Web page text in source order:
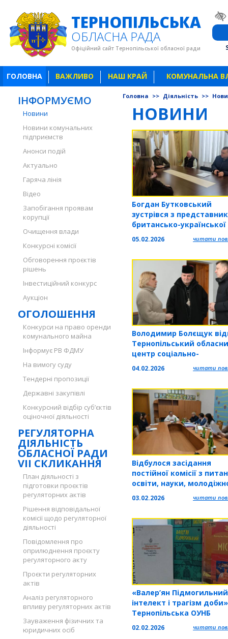
ТЕРНОПІЛЬСЬКА
ОБЛАСНА РАДА
Офіційний сайт Тернопільської обласної ради
ГОЛОВНА ВАЖЛИВО НАШ КРАЙ КОМУНАЛЬНА
ІНФОРМУЄМО
Новини
Новини комунальних
підприємств
Анонси подій
Актуально
Гаряча лінія
Відео
Запобігання проявам
корупції
Очищення влади
Конкурсні комісії
Обговорення проєктів
рішень
Інвестиційний конкурс
Аукціон
ОГОЛОШЕННЯ
Конкурси на право оренди
комунального майна
Інформує РВ ФДМУ
На вимогу суду
Тендерні пропозиції
Державні закупівлі
Конкурсний відбір суб’єктів
оціночної діяльності
РЕГУЛЯТОРНА
ДІЯЛЬНІСТЬ
ОБЛАСНОЇ РАДИ
VII СКЛИКАННЯ
План діяльності з
підготовки проєктів
регуляторних актів
Рішення відповідальної
комісії щодо регуляторної
діяльності
Повідомлення про
оприлюднення проєкту
регуляторного акту
Проєкти регуляторних
актів
Аналіз регуляторного
впливу регуляторних актів
Зауваження фізичних та
юридичних осіб
Головна >> Діяльність >>
НОВИНИ
Богдан Бутковський
зустрівся з
британсько-української
05.02.2026 читати
Володимир Болєщук
Тернопільський
центр соціально-
психологічної допомоги
«Родинний затишок»
04.02.2026 читати
Відбулося засідання
постійної комісії з
освіти, науки,
політики, фізичної
спорту
03.02.2026 читати
«Валер’ян
інтелект і трагізм
Тернопільська ОУНБ
виставку
02.02.2026 читати